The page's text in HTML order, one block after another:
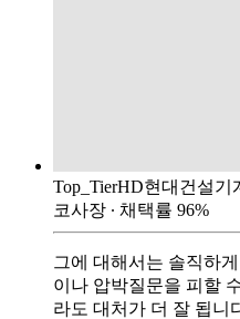
Top_TierHD현대건설기
코사장 ∙ 채택률 96%
그에 대해서는 솔직하
이나 압박질문을 피할
라도 대처가 더 잘 됩니